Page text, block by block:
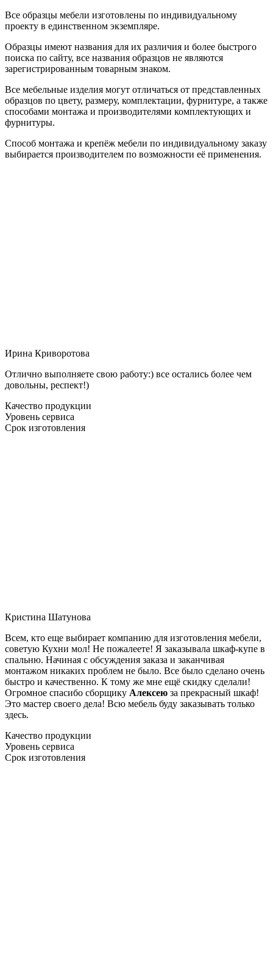
Все образцы мебели изготовлены по индивидуальному
проекту в единственном экземпляре.
Образцы имеют названия для их различия и более быстрого
поиска по сайту, все названия образцов не являются
зарегистрированным товарным знаком.
Все мебельные изделия могут отличаться от представленных
образцов по цвету, размеру, комплектации, фурнитуре, а также
способами монтажа и производителями комплектующих и
фурнитуры.
Способ монтажа и крепёж мебели по индивидуальному заказу
выбирается производителем по возможности её применения.
Ирина Криворотова
Отлично выполняете свою работу:) все остались более чем
довольны, респект!)
Качество продукции
Уровень сервиса
Срок изготовления
Кристина Шатунова
Всем, кто еще выбирает компанию для изготовления мебели,
советую Кухни мол! Не пожалеете! Я заказывала шкаф-купе в
спальню. Начиная с обсуждения заказа и заканчивая
монтажом никаких проблем не было. Все было сделано очень
быстро и качественно. К тому же мне ещё скидку сделали!
Огромное спасибо сборщику Алексею за прекрасный шкаф!
Это мастер своего дела! Всю мебель буду заказывать только
здесь.
Качество продукции
Уровень сервиса
Срок изготовления